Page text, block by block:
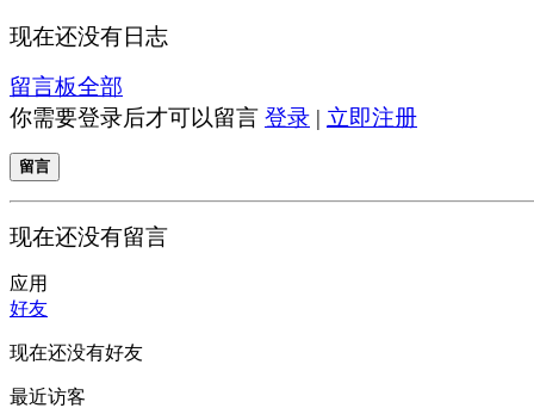
现在还没有日志
留言板全部
你需要登录后才可以留言 登录 | 立即注册
留言
现在还没有留言
应用
好友
现在还没有好友
最近访客